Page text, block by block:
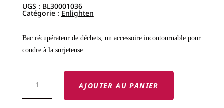
UGS : BL30001036
Catégorie : Enlighten
Bac récupérateur de déchets, un accessoire incontournable pour
coudre à la surjeteuse
DE
AJOUTER AU PANIER